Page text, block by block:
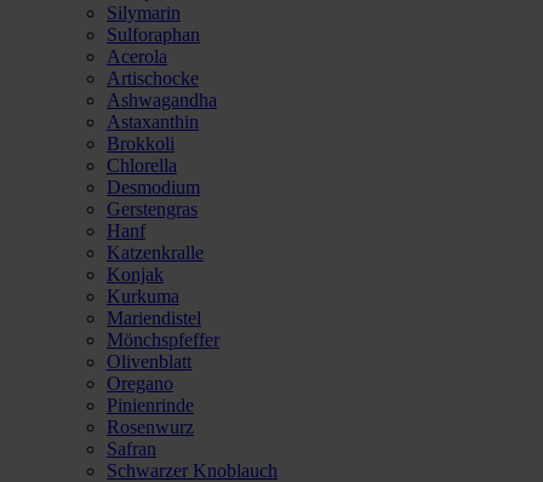
Silymarin
Sulforaphan
Acerola
Artischocke
Ashwagandha
Astaxanthin
Brokkoli
Chlorella
Desmodium
Gerstengras
Hanf
Katzenkralle
Konjak
Kurkuma
Mariendistel
Mönchspfeffer
Olivenblatt
Oregano
Pinienrinde
Rosenwurz
Safran
Schwarzer Knoblauch